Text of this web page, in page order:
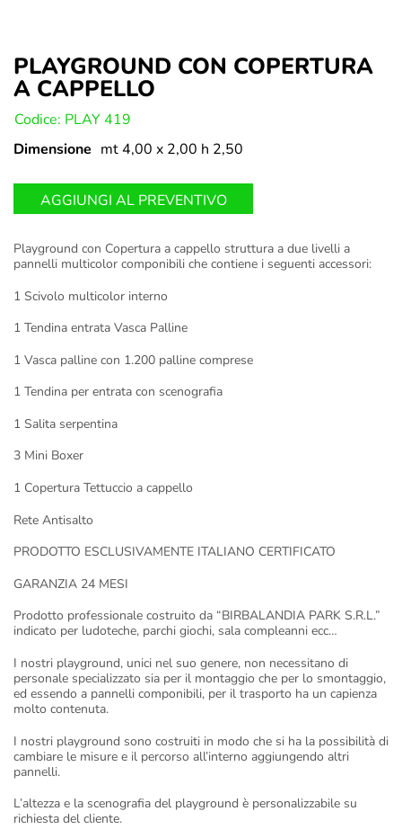
PLAYGROUND CON COPERTURA
A CAPPELLO
Codice: PLAY 419
Dimensione mt 4,00 x 2,00 h 2,50
AGGIUNGI AL PREVENTIVO
Playground con Copertura a cappello struttura a due livelli a
pannelli multicolor componibili che contiene i seguenti accessori:
1 Scivolo multicolor interno
1 Tendina entrata Vasca Palline
1 Vasca palline con 1.200 palline comprese
1 Tendina per entrata con scenografia
1 Salita serpentina
3 Mini Boxer
1 Copertura Tettuccio a cappello
Rete Antisalto
PRODOTTO ESCLUSIVAMENTE ITALIANO CERTIFICATO
GARANZIA 24 MESI
Prodotto professionale costruito da “BIRBALANDIA PARK S.R.L.”
indicato per ludoteche, parchi giochi, sala compleanni ecc…
I nostri playground, unici nel suo genere, non necessitano di
personale specializzato sia per il montaggio che per lo smontaggio,
ed essendo a pannelli componibili, per il trasporto ha un capienza
molto contenuta.
I nostri playground sono costruiti in modo che si ha la possibilità di
cambiare le misure e il percorso all’interno aggiungendo altri
pannelli.
L’altezza e la scenografia del playground è personalizzabile su
richiesta del cliente.